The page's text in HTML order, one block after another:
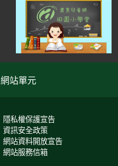
網站單元
隱私權保護宣告
資訊安全政策
網站資料開放宣告
網站服務信箱